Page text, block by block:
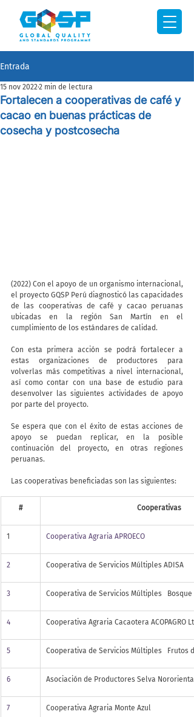
Entrada
Fortalecen a cooperativas de café y
cacao en buenas prácticas de
cosecha y postcosecha
15 nov 20222 min de lectura
(2022) Con el apoyo de un organismo internacional,
el proyecto GQSP Perú diagnosticó las capacidades
de las cooperativas de café y cacao peruanas
ubicadas en la región San Martín en el
cumplimiento de los estándares de calidad.
Con esta primera acción se podrá fortalecer a
estas organizaciones de productores para
volverlas más competitivas a nivel internacional,
así como contar con una base de estudio para
desenvolver las siguientes actividades de apoyo
por parte del proyecto.
Se espera que con el éxito de estas acciones de
apoyo se puedan replicar, en la posible
continuación del proyecto, en otras regiones
peruanas.
Las cooperativas beneficiadas son las siguientes:
# ​Cooperativas
1 Cooperativa Agraria APROECO
2 Cooperativa de Servicios Múltiples ADISA
​3 Cooperativa de Servicios Múltiples   Bosque
4 Cooperativa Agraria Cacaotera ACOPAGRO
​5 Cooperativa de Servicios Múltiples   Frutos
6 ​Asociación de Productores Selva Nororiental
7 Cooperativa Agraria Monte Azul